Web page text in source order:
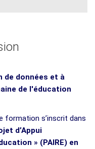
de données et à
de l'éducation
formation s’inscrit dans
d’Appui
» (PAIRE) en